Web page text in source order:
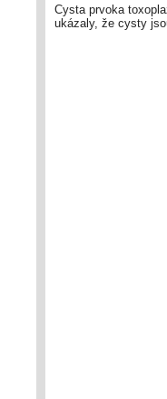
Cysta prvoka
ukázaly, že cysty